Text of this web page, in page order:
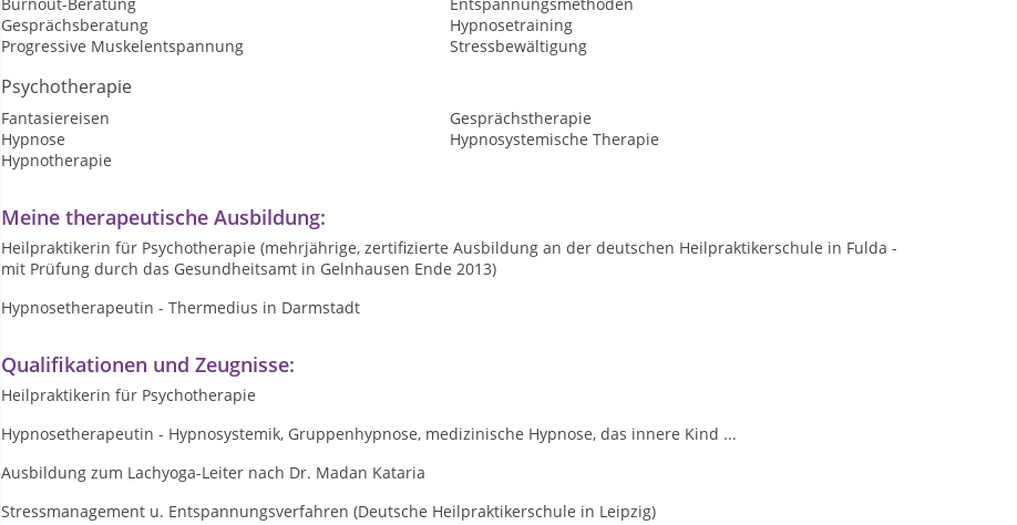
Gesprächsberatung
Hypnosetraining
Progressive Muskelentspannung
Stressbewältigung
Psychotherapie
Fantasiereisen
Gesprächstherapie
Hypnose
Hypnosystemische Therapie
Hypnotherapie
Meine therapeutische Ausbildung:
Heilpraktikerin für Psychotherapie (mehrjährige, zertifizierte Ausbildung an der deutschen Heilpraktikerschule in Fulda -
mit Prüfung durch das Gesundheitsamt in Gelnhausen Ende 2013)
Hypnosetherapeutin - Thermedius in Darmstadt
Qualifikationen und Zeugnisse:
Heilpraktikerin für Psychotherapie
Hypnosetherapeutin - Hypnosystemik, Gruppenhypnose, medizinische Hypnose, das innere Kind ...
Ausbildung zum Lachyoga-Leiter nach Dr. Madan Kataria
Stressmanagement u. Entspannungsverfahren (Deutsche Heilpraktikerschule in Leipzig)